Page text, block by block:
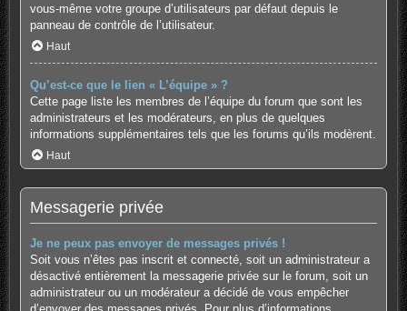
vous-même votre groupe d’utilisateurs par défaut depuis le
panneau de contrôle de l’utilisateur.
Haut
Qu’est-ce que le lien « L’équipe » ?
Cette page liste les membres de l’équipe du forum que sont les
administrateurs et les modérateurs, en plus de quelques
informations supplémentaires tels que les forums qu’ils modèrent.
Haut
Messagerie privée
Je ne peux pas envoyer de messages privés !
Soit vous n’êtes pas inscrit et connecté, soit un administrateur a
désactivé entièrement la messagerie privée sur le forum, soit un
administrateur ou un modérateur a décidé de vous empêcher